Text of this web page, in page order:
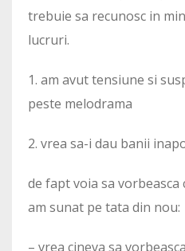
trebuie sa recunosc in
lucruri.
1. am avut tensiune si
peste melodrama
2. vrea sa-i dau banii
de fapt voia sa
am sunat pe tata din nou:
– vrea cineva sa